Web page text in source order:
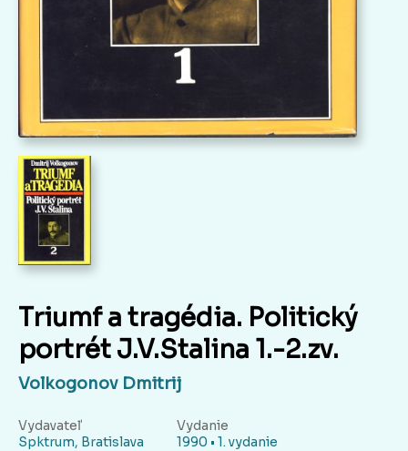
Triumf a tragédia. Politický
portrét J.V.Stalina 1.-2.zv.
Volkogonov Dmitrij
Vydavateľ
Spktrum, Bratislava
Vydanie
1990 • 1. vydanie